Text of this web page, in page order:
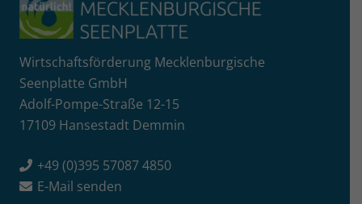
Wirtschaftsförderung Mecklenburgische
Seenplatte GmbH
Adolf-Pompe-Straße 12-15
17109 Hansestadt Demmin
+49 (0)395 57087 4850
E-Mail senden